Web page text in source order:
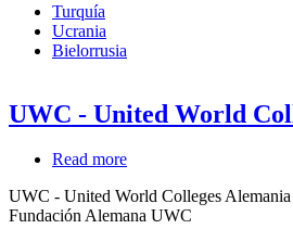
Turquía
Ucrania
Bielorrusia
UWC - United World
Read more
-
United
UWC - United World Colleges Alemania
Fundación Alemana UWC